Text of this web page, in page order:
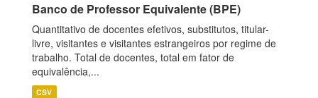
Banco de Professor Equivalente (BPE)
Quantitativo de docentes efetivos, substitutos, titular-
livre, visitantes e visitantes estrangeiros por regime de
trabalho. Total de docentes, total em fator de
equivalência,...
CSV